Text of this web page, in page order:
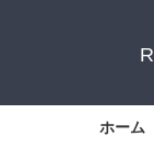
ホーム